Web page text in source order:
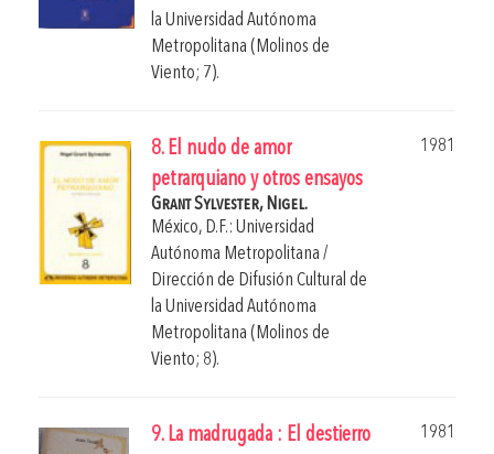
la Universidad Autónoma
Metropolitana (Molinos de
Viento; 7).
8. El nudo de amor
petrarquiano y otros ensayos
1981
Grant Sylvester, Nigel.
México, D.F.: Universidad
Autónoma Metropolitana /
Dirección de Difusión Cultural de
la Universidad Autónoma
Metropolitana (Molinos de
Viento; 8).
9. La madrugada : El destierro
1981